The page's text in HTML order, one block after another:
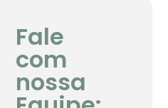
Fale
com
nossa